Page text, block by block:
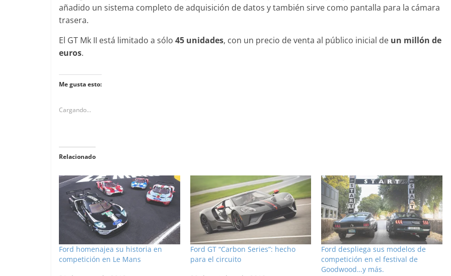
añadido un sistema completo de adquisición de datos y también sirve como pantalla para la cámara
trasera.
El GT Mk II está limitado a sólo 45 unidades, con un precio de venta al público inicial de un millón de
euros.
Me gusta esto:
Cargando...
Relacionado
Ford homenajea su historia en
competición en Le Mans
Ford GT “Carbon Series”: hecho
para el circuito
Ford despliega sus modelos de
competición en el festival de
Goodwood…y más.